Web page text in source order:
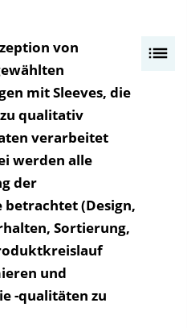
von
mit Sleeves, die
qualitativ
verarbeitet
werden alle
der
(Design,
Sortierung,
und
-qualitäten zu